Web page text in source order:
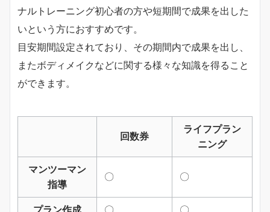
ナルトレーニング初心者の方や短期間で成果を出した
いという方におすすめです。
目安期間設定されており、その期間内で成果を出し、
またボディメイクなどに関する様々な知識を得ること
ができます。
回数券
ライフプラン
ニング
マンツーマン
指導
〇 〇